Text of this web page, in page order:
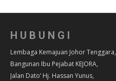
HUBUNGI
Lembaga Kemajuan Johor Tenggara,
Bangunan Ibu Pejabat KEJORA,
Jalan Dato’ Hj. Hassan Yunus,